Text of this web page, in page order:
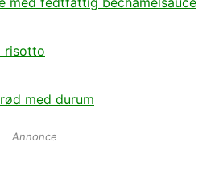
risotto
med durum
Annonce